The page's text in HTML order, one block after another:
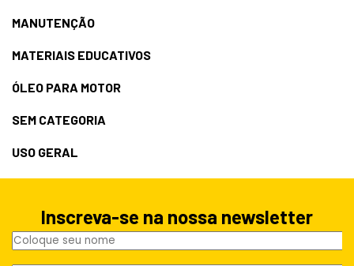
MANUTENÇÃO
MATERIAIS EDUCATIVOS
ÓLEO PARA MOTOR
SEM CATEGORIA
USO GERAL
Inscreva-se na nossa newsletter